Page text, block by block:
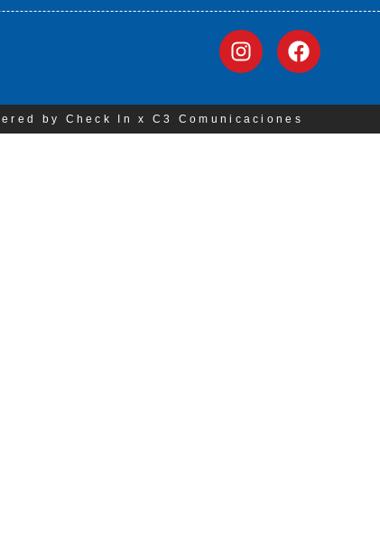
by Check In x C3 Comunicaciones